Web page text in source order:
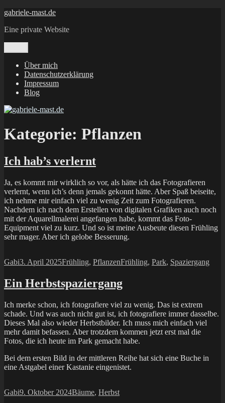
Zum
springen
gabriele-mast.de
Eine private Website
Über mich
Datenschutzerklärung
Impressum
Blog
Kategorie: Pflanzen
Ich hab’s verlernt
Ja, es kommt mir wirklich so vor, als hätte ich das Fotografieren
verlernt, wenn ich’s denn jemals gekonnt hätte. Aber Spaß beiseite,
ich nehme mir einfach viel zu wenig Zeit zum Fotografieren.
Nachdem ich nach dem Erstellen von digitalen Grafiken auch noch
mit der Aquarellmalerei angefangen habe, kommt das Foto-
Equipment viel zu kurz. Und so ist meine Ausbeute diesen Frühling
sehr mager. Aber ich gelobe Besserung.
Autor
GabiVeröffentlicht
3. April 2025Kategorien
Frühling, PflanzenSchlagwörter
Frühling, Park, Spaziergang
Ein Herbstspaziergang
Ich merke schon, ich fotografiere viel zu wenig. Das ist extrem
schade. Und was auch nicht gut ist, ich fotografiere immer dasselbe.
Dieses Mal also wieder Herbstbilder. Ich muss mich einfach viel
mehr damit befassen. Aber trotzdem kommen jetzt erst mal die
Fotos, die ich heute im Park gemacht habe.
Bei dem ersten Bild in der mittleren Reihe hat sich eine Buche in
eine Astgabel einer Kastanie eingenistet.
Autor
GabiVeröffentlicht
9. Oktober 2024Kategorien
Bäume, Herbst